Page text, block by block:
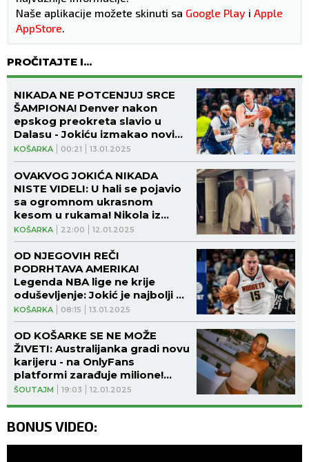
Naše aplikacije možete skinuti sa Google Play i Apple
AppStore.
PROČITAJTE I...
KOŠARKA 00:21 13.01.2025
NIKADA NE POTCENJUJ SRCE
ŠAMPIONA! Denver nakon
epskog preokreta slavio u
Dalasu - Jokiću izmakao novi
tripl-dabl! (VIDEO)
KOŠARKA 22:00 12.01.2025
OVAKVOG JOKIĆA NIKADA
NISTE VIDELI: U hali se pojavio
sa ogromnom ukrasnom
kesom u rukama! Nikola iz
šopinga stigao na meč?
(VIDEO)
KOŠARKA 08:15 13.01.2025
OD NJEGOVIH REČI
PODRHTAVA AMERIKA!
Legenda NBA lige ne krije
oduševljenje: Jokić je najbolji na
svetu!
ŠOUTAJM 19:03 12.01.2025
OD KOŠARKE SE NE MOŽE
ŽIVETI: Australijanka gradi novu
karijeru - na OnlyFans
platformi zarađuje milione!
(FOTO GALERIJA)
BONUS VIDEO: